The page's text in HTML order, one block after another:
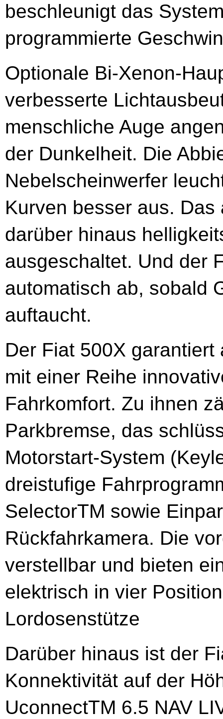
beschleunigt das
programmierte
Optionale Bi-Xenon-
verbesserte
menschliche Auge
der Dunkelheit. Die
Nebelscheinwerfer
Kurven besser aus.
darüber hinaus
ausgeschaltet. Und der
automatisch ab, sobald
auftaucht.
Der Fiat 500X
mit einer Reihe
Fahrkomfort. Zu ihnen
Parkbremse, das
Motorstart-System
dreistufige
SelectorTM sowie
Rückfahrkamera. Die
verstellbar und bieten
elektrisch in vier
Lordosenstütze
Darüber hinaus ist der
Konnektivität auf der
UconnectTM 6.5 NAV